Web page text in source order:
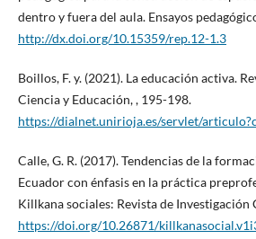
dentro y fuera del aula. Ensayos
http://dx.doi.org/10.15359/rep.12-1.3
Boillos, F. y. (2021). La educación activa.
Ciencia y Educación, , 195-198.
https://dialnet.unirioja.es/servlet/
Calle, G. R. (2017). Tendencias de la
Ecuador con énfasis en la práctica
Killkana sociales: Revista de Investigación
https://doi.org/10.26871/